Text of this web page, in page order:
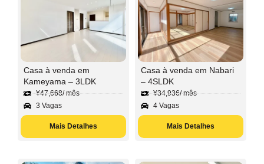
Casa à venda em
Kameyama – 3LDK
¥47,668/ mês
3 Vagas
Mais Detalhes
Casa à venda em Nabari
– 4SLDK
¥34,936/ mês
4 Vagas
Mais Detalhes